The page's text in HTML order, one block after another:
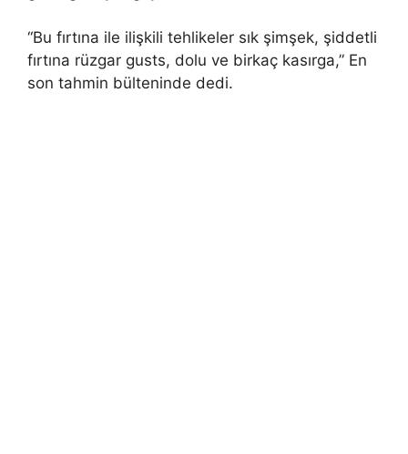
“Bu fırtına ile ilişkili tehlikeler sık ​​şimşek, şiddetli
fırtına rüzgar gusts, dolu ve birkaç kasırga,” En
son tahmin bülteninde dedi.